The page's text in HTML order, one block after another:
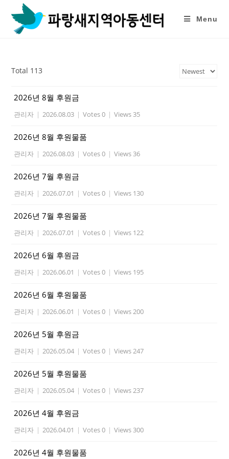
content
Menu
Total 113
2026년 8월 후원금
관리자 | 2026.08.03 | Votes 0 | Views 35
2026년 8월 후원물품
관리자 | 2026.08.03 | Votes 0 | Views 36
2026년 7월 후원금
관리자 | 2026.07.01 | Votes 0 | Views 130
2026년 7월 후원물품
관리자 | 2026.07.01 | Votes 0 | Views 122
2026년 6월 후원금
관리자 | 2026.06.01 | Votes 0 | Views 195
2026년 6월 후원물품
관리자 | 2026.06.01 | Votes 0 | Views 200
2026년 5월 후원금
관리자 | 2026.05.04 | Votes 0 | Views 247
2026년 5월 후원물품
관리자 | 2026.05.04 | Votes 0 | Views 237
2026년 4월 후원금
관리자 | 2026.04.01 | Votes 0 | Views 300
2026년 4월 후원물품